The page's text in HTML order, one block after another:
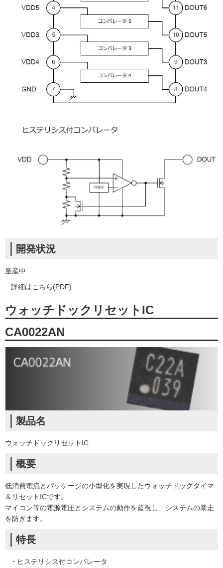
開発状況
量産中
詳細はこちら(PDF)
ウォッチドックリセットIC
CA0022AN
製品名
ウォッチドックリセットIC
概要
低消費電流とパッケージの⼩型化を実現したウォッチドッグタイマ
＆リセットICです。
マイコン等の電源電圧とシステムの動作を監視し、システムの暴⾛
を防ぎます。
特長
・ヒステリシス付コンパレータ